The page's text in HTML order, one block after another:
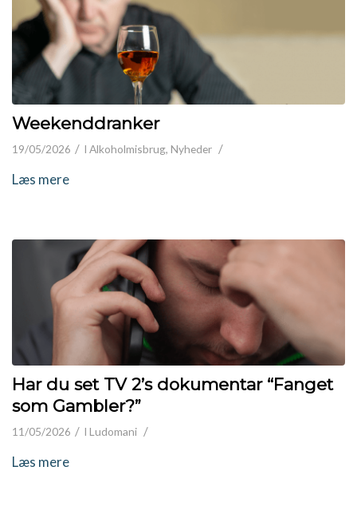
Weekenddranker
19/05/2026 / I Alkoholmisbrug, Nyheder /
Læs mere
Har du set TV 2’s dokumentar “Fanget
som Gambler?”
11/05/2026 / I Ludomani /
Læs mere